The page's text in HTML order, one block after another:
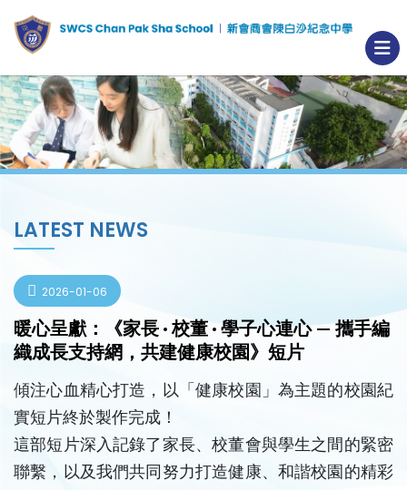
LATEST NEWS
2026-01-06
暖心呈獻：《家長 · 校董 · 學子心連心 — 攜手編
織成長支持網，共建健康校園》短片
傾注心血精心打造，以「健康校園」為主題的校園紀
實短片終於製作完成！
這部短片深入記錄了家長、校董會與學生之間的緊密
聯繫，以及我們共同努力打造健康、和諧校園的精彩